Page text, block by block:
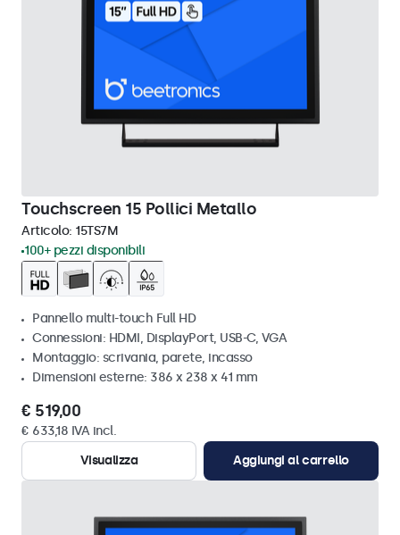
Touchscreen 15 Pollici Metallo
Articolo: 15TS7M
100+ pezzi disponibili
Pannello multi-touch Full HD
Connessioni: HDMI, DisplayPort, USB-C, VGA
Montaggio: scrivania, parete, incasso
Dimensioni esterne: 386 x 238 x 41 mm
€ 519,00
€ 633,18 IVA incl.
Visualizza
Aggiungi al carrello